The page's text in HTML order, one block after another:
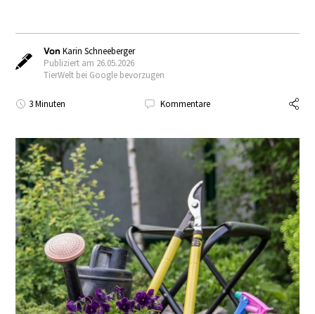
VonKarin Schneeberger
Publiziert am 26.05.2026
TierWelt bei Google bevorzugen
3 Minuten Kommentare